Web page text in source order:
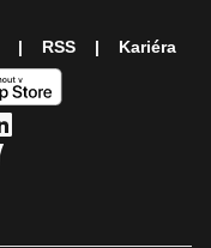
RSS Kariéra